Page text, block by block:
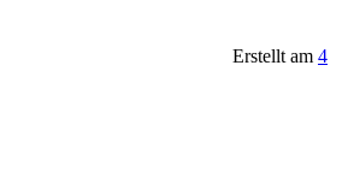
Erstellt am 4